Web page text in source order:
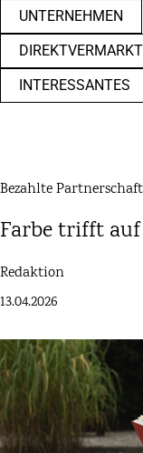
UNTERNEHMEN
INTERESSANTES
Bezahlte Partnerschaft
Farbe trifft
Redaktion
13.04.2026